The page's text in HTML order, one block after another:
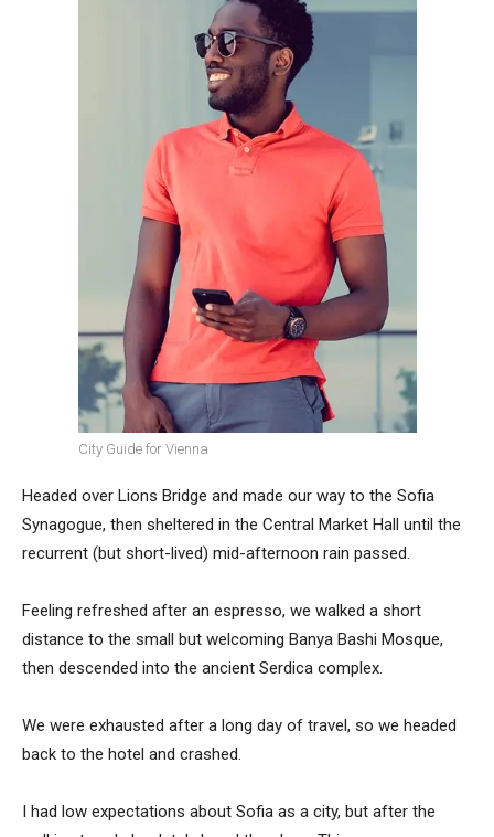
City Guide for Vienna
Headed over Lions Bridge and made our way to the Sofia
Synagogue, then sheltered in the Central Market Hall until the
recurrent (but short-lived) mid-afternoon rain passed.
Feeling refreshed after an espresso, we walked a short
distance to the small but welcoming Banya Bashi Mosque,
then descended into the ancient Serdica complex.
We were exhausted after a long day of travel, so we headed
back to the hotel and crashed.
I had low expectations about Sofia as a city, but after the